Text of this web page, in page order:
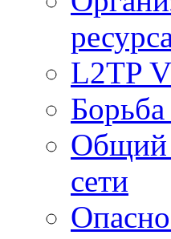
L2TP
Общий
сети